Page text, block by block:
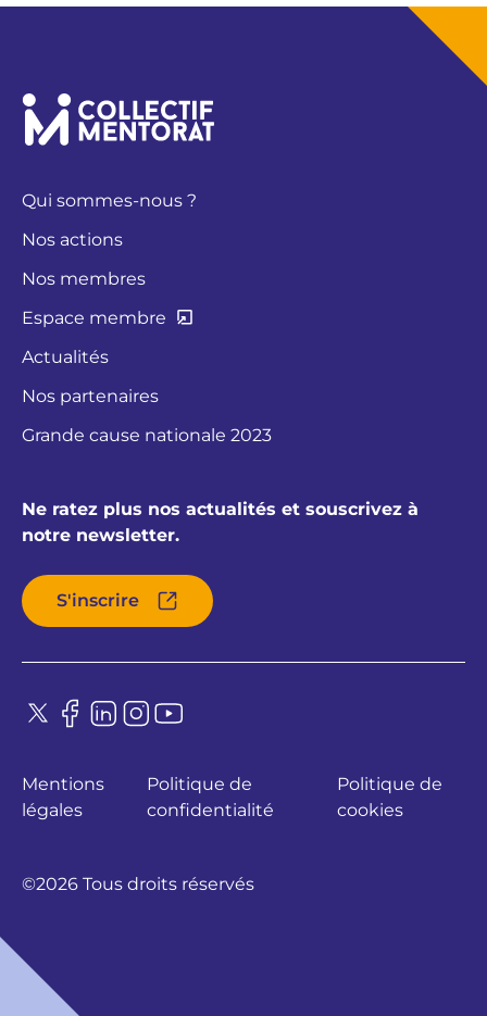
Qui sommes-nous ?
Nos actions
Nos membres
Espace membre
Actualités
Nos partenaires
Grande cause nationale 2023
Ne ratez plus nos actualités et souscrivez à
notre newsletter.
S'inscrire
©2026 Tous droits réservés
Mentions
légales
Politique de
confidentialité
Politique de
cookies